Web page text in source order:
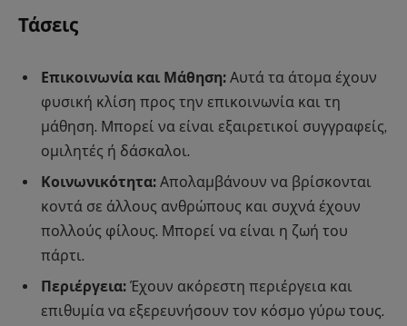
Τάσεις
Επικοινωνία και Μάθηση: Αυτά τα άτομα έχουν
φυσική κλίση προς την επικοινωνία και τη
μάθηση. Μπορεί να είναι εξαιρετικοί συγγραφείς,
ομιλητές ή δάσκαλοι.
Κοινωνικότητα: Απολαμβάνουν να βρίσκονται
κοντά σε άλλους ανθρώπους και συχνά έχουν
πολλούς φίλους. Μπορεί να είναι η ζωή του
πάρτι.
Περιέργεια: Έχουν ακόρεστη περιέργεια και
επιθυμία να εξερευνήσουν τον κόσμο γύρω τους.